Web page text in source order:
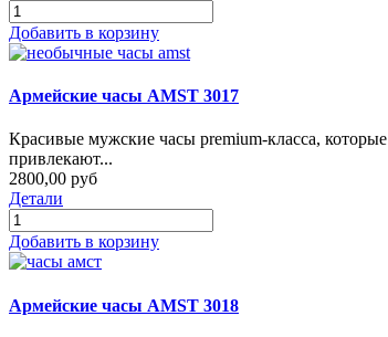
Добавить в корзину
Армейские часы AMST 3017
Красивые мужские часы premium-класса, которые
привлекают...
2800,00 руб
Детали
Добавить в корзину
Армейские часы AMST 3018